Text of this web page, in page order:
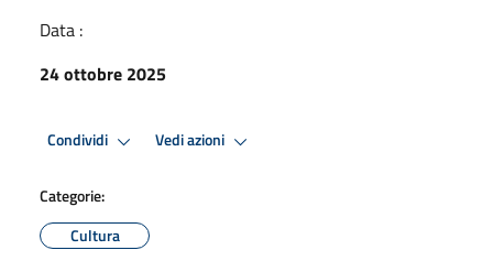
Data :
24 ottobre 2025
Condividi Vedi azioni
Categorie:
Cultura